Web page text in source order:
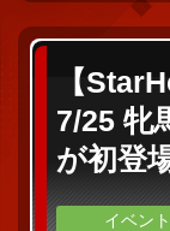
【
7/25 牝
が初登
イベント